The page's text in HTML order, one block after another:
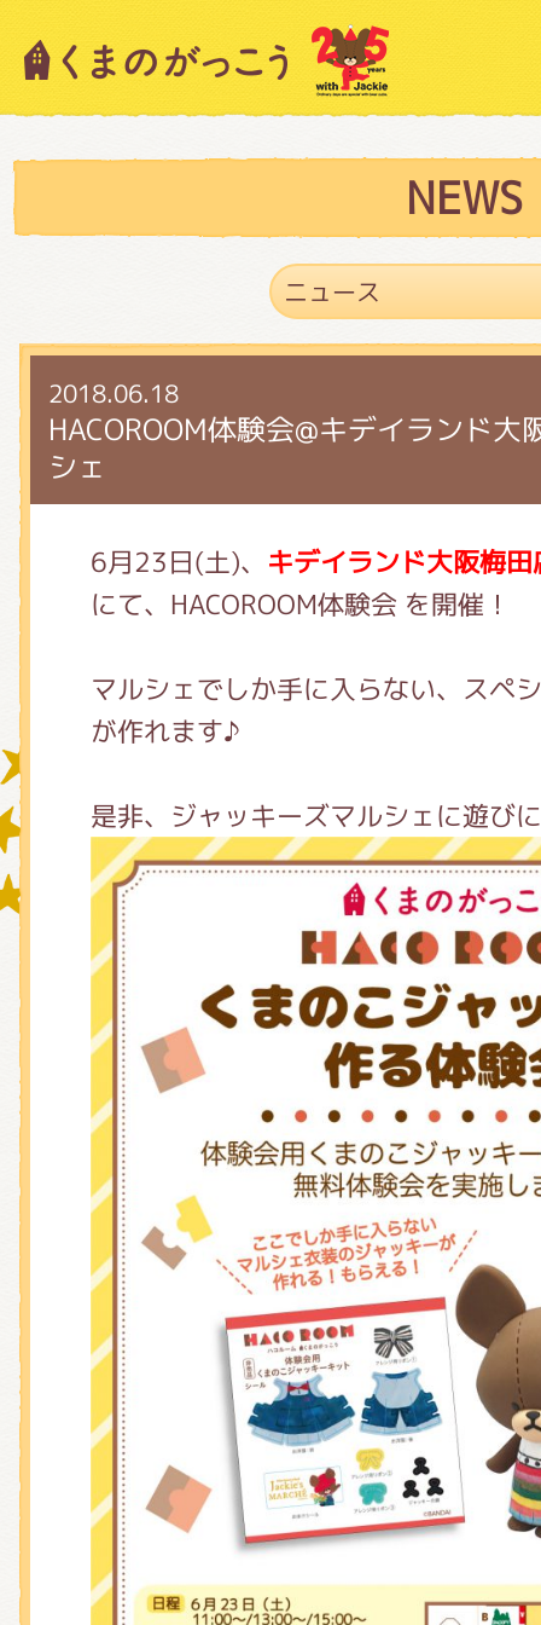
NEWS
2018.06.18
HACOROOM体験会@キデイランド
シェ
6月23日(土)、 キデイランド大阪梅
にて、HACOROOM体験会 を開催！
マルシェでしか手に入らない、スペ
が作れます♪
是非、ジャッキーズマルシェに遊
キャラクター紹介
スタッフブログ
絵本・作家紹介
ミュージカル・コンサート
おたのしみコンテンツ(クイズ・
チア ジャッキーズ！
くまのがっこう しょくいんしつ
くまのがっこう 家庭科部